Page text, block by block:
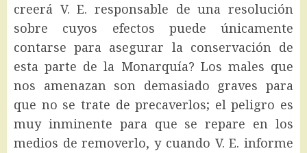
creerá V. E. responsable de una resolución
sobre cuyos efectos puede únicamente
contarse para asegurar la conservación de
esta parte de la Monarquía? Los males que
nos amenazan son demasiado graves para
que no se trate de precaverlos; el peligro es
muy inminente para que se repare en los
medios de removerlo, y cuando V. E. informe